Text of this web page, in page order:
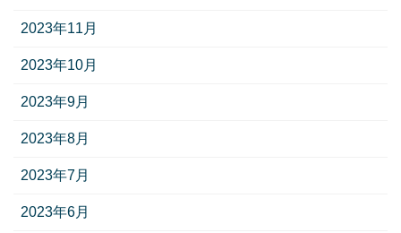
2023年11月
2023年10月
2023年9月
2023年8月
2023年7月
2023年6月